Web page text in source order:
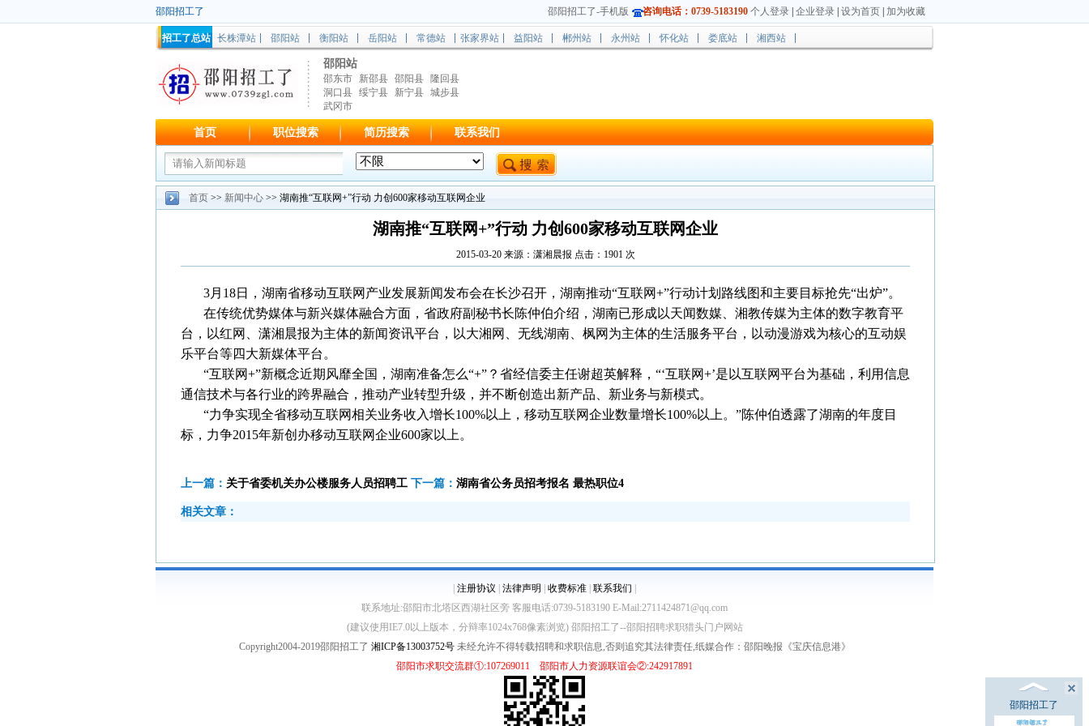
邵阳招工了 邵阳招工了-手机版 咨询电话：0739-5183190 个人登录 企业登录 设为首页 加为收藏
招工了总站 长株潭站 邵阳站 衡阳站 岳阳站 常德站 张家界站 益阳站 郴州站 永州站 怀化站 娄底站 湘西站
邵阳站
邵东市 新邵县 邵阳县
隆回县
洞口县 绥宁县 新宁县 城步县
武冈市
首页 职位搜索 简历搜索 联系我们
首页 >> 新闻中心 >> 湖南推“互联网+”行动 力创600家移动互联网企业
湖南推“互联网+”行动 力创600家移动互联网企业
2015-03-20 来源：潇湘晨报 点击： 1901次
3月18日，湖南省移动互联网产业发展新闻发布会在长沙召开，湖南推动“互联网+”行动计划路线图和主要目标抢先“出炉”。
在传统优势媒体与新兴媒体融合方面，省政府副秘书长陈仲伯介绍，湖南已形成以天闻数媒、湘教传媒为主体的数字教育平
台，以红网、潇湘晨报为主体的新闻资讯平台，以大湘网、无线湖南、枫网为主体的生活服务平台，以动漫游戏为核心的互动娱
乐平台等四大新媒体平台。
“互联网+”新概念近期风靡全国，湖南准备怎么“+”？省经信委主任谢超英解释，“‘互联网+’是以互联网平台为基础，利用信息
通信技术与各行业的跨界融合，推动产业转型升级，并不断创造出新产品、新业务与新模式。
“力争实现全省移动互联网相关业务收入增长100%以上，移动互联网企业数量增长100%以上。”陈仲伯透露了湖南的年度目
标，力争2015年新创办移动互联网企业600家以上。
上一篇： 关于省委机关办公楼服务人员招聘工 下一篇： 湖南省公务员招考报名 最热职位4
相关文章：
注册协议 法律声明 收费标准 联系我们
联系地址:邵阳市北塔区西湖社区旁 客服电话:0739-5183190 E-Mail:2711424871@qq.com
(建议使用IE7.0以上版本，分辩率1024x768像素浏览) 邵阳招工了--邵阳招聘求职猎头门户网站
Copyright2004-2019邵阳招工了 湘ICP备13003752号 未经允许不得转载招聘和求职信息,否则追究其法律责任,纸媒合作：邵阳晚报《宝庆信息港》
邵阳市求职交流群①:107269011 邵阳市人力资源联谊会②:242917891
邵阳招工了